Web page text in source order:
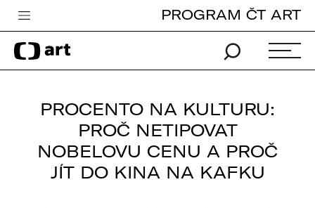
Česká televize
Zpravodajství
TV program
PROGRAM ČT ART
PROCENTO NA KULTURU:
PROČ NETIPOVAT
NOBELOVU CENU A PROČ
JÍT DO KINA NA KAFKU